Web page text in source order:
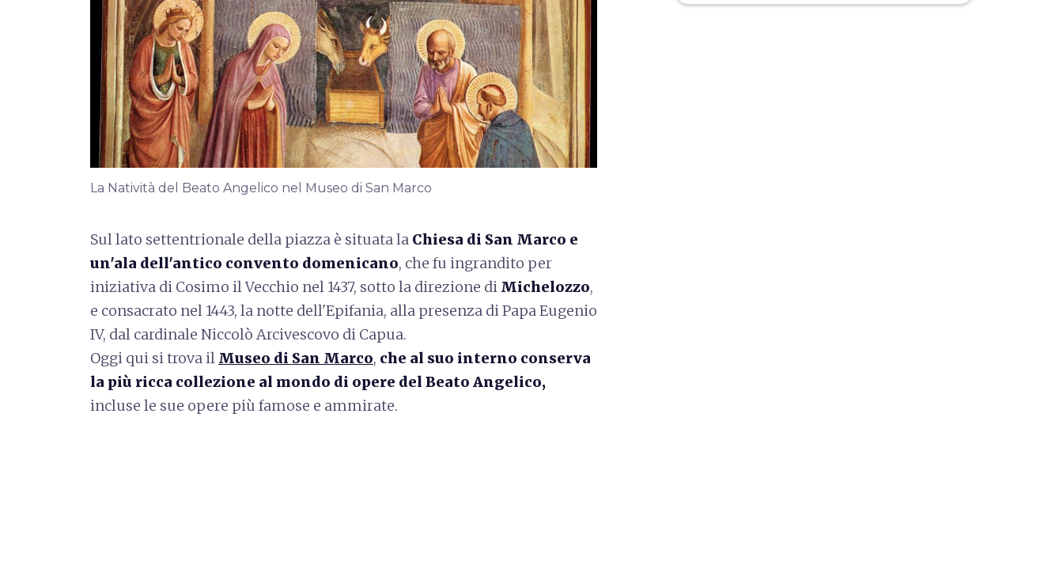
La Natività del Beato Angelico nel Museo di San Marco
Sul lato settentrionale della piazza è situata la Chiesa di San Marco e
un'ala dell'antico convento domenicano, che fu ingrandito per
iniziativa di Cosimo il Vecchio nel 1437, sotto la direzione di Michelozzo,
e consacrato nel 1443, la notte dell'Epifania, alla presenza di Papa Eugenio
IV, dal cardinale Niccolò Arcivescovo di Capua.
Oggi qui si trova il Museo di San Marco, che al suo interno conserva
la più ricca collezione al mondo di opere del Beato Angelico,
incluse le sue opere più famose e ammirate.